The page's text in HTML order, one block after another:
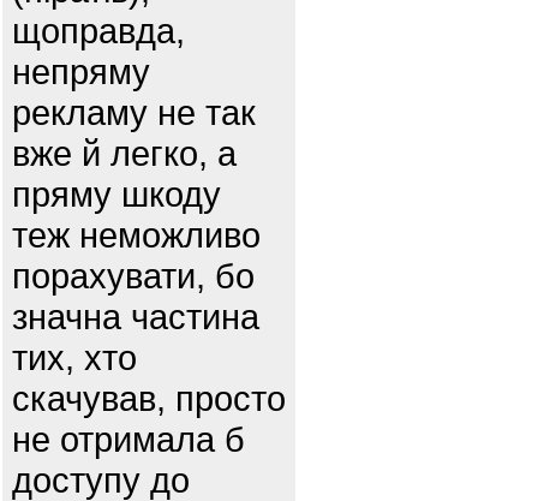
щоправда,
непряму
рекламу не так
вже й легко, а
пряму шкоду
теж неможливо
порахувати, бо
значна частина
тих, хто
скачував, просто
не отримала б
доступу до